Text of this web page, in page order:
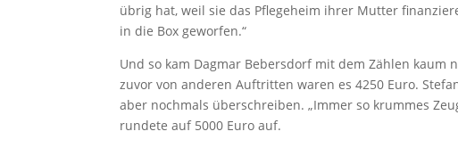
übrig hat, weil sie das Pflegeheim ihrer Mutter
in die Box geworfen.“
Und so kam Dagmar Bebersdorf mit dem Zählen kaum
zuvor von anderen Auftritten waren es 4250 Euro.
aber nochmals überschreiben. „Immer so krummes
rundete auf 5000 Euro auf.